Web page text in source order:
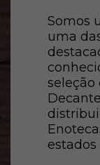
Somos
uma
seleção
estados